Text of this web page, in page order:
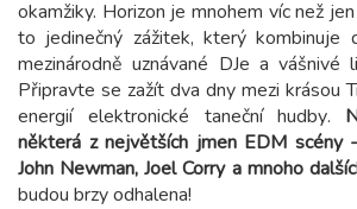
okamžiky. Horizon je mnohem víc než
to jedinečný zážitek, který kombinuje
mezinárodně uznávané DJe a
Připravte se zažít dva dny mezi krásou
energií elektronické taneční hudby.
některá z největších jmen EDM scény
John Newman, Joel Corry a mnoho
budou brzy odhalena!